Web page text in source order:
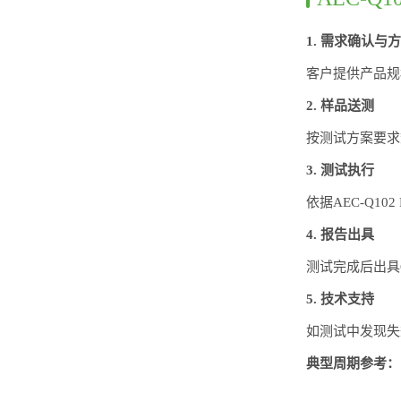
1. 需求确认与
客户提供产品
2. 样品送测
按测试方案要
3. 测试执行
依据AEC-
4. 报告出具
测试完成后出
5. 技术支持
如测试中发现
典型周期参考：